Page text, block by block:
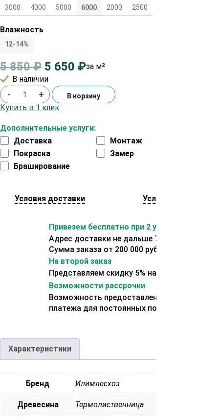
3000 4000 5000 6000 2000 2500
Влажность
12-14%
5 850₽ 5 650 ₽за м²
В наличии
Дополнительные услуги:
Доставка
Монтаж
Покраска
Замер
Браширование
- + В корзину
Купить в 1 клик
Условия доставки Условия оплаты
Привезем бесплатно при 2 условиях:
Адрес доставки не дальше 70 км от склада.
Сумма заказа от 200 000 рублей.
На второй заказ
Представляем скидку 5% на второй заказ
Возможности рассрочки
Возможность предоставления отсрочки
платежа для постоянных покупателей.
Характеристики
Бренд Илимлесхоз
Древесина Термолиственница